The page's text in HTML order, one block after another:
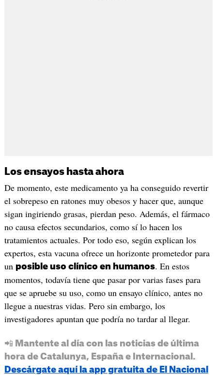
Los ensayos hasta ahora
De momento, este medicamento ya ha conseguido revertir
el sobrepeso en ratones muy obesos y hacer que, aunque
sigan ingiriendo grasas, pierdan peso. Además, el fármaco
no causa efectos secundarios, como sí lo hacen los
tratamientos actuales. Por todo eso, según explican los
expertos, esta vacuna ofrece un horizonte prometedor para
un posible uso clínico en humanos. En estos
momentos, todavía tiene que pasar por varias fases para
que se apruebe su uso, como un ensayo clínico, antes no
llegue a nuestras vidas. Pero sin embargo, los
investigadores apuntan que podría no tardar al llegar.
📲 Mantente al día con las noticias de última
hora de Catalunya, España e Internacional.
Descárgate aquí la app gratuita de El Nacional